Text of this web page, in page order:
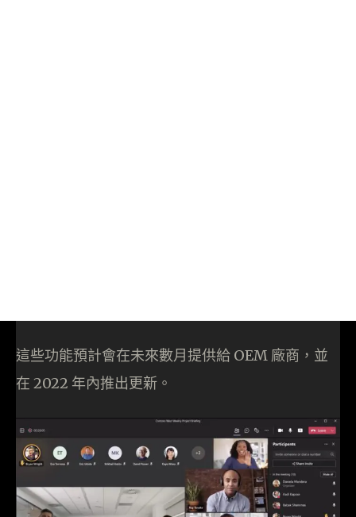
這些功能預計會在未來數月提供給 OEM 廠商，並
在 2022 年內推出更新。